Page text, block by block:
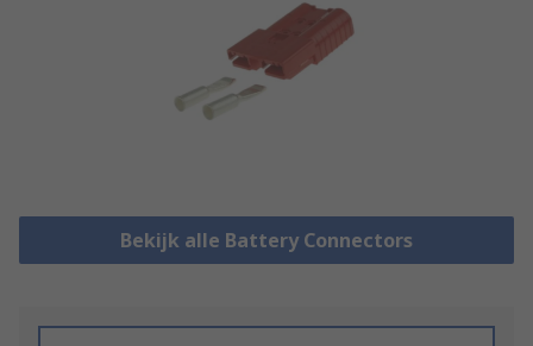
Bekijk alle Battery Connectors